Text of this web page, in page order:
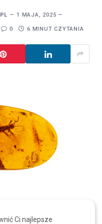
1 MAJA, 2025
0 6 MINUT CZYTANIA
Ci najlepsze